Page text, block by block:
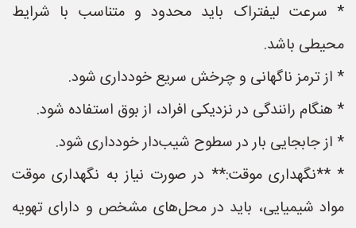
* سرعت لیفتراک باید محدود و متناسب با شرایط
محیطی باشد.
* از ترمز ناگهانی و چرخش سریع خودداری شود.
* هنگام رانندگی در نزدیکی افراد، از بوق استفاده شود.
* از جابجایی بار در سطوح شیب‌دار خودداری شود.
* **نگهداری موقت:** در صورت نیاز به نگهداری موقت
مواد شیمیایی، باید در محل‌های مشخص و دارای تهویه